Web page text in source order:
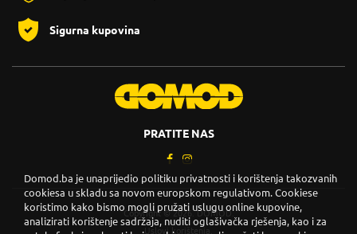
Sigurna kupovina
PRATITE NAS
Copyright © 2026. DOMOD.
Uslovi korištenja
Domod.ba je unaprijedio politiku privatnosti i korištenja takozvanih
cookiesa u skladu sa novom europskom regulativom. Cookiese
koristimo kako bismo mogli pružati uslugu online kupovine,
analizirati korištenje sadržaja, nuditi oglašivačka rješenja, kao i za